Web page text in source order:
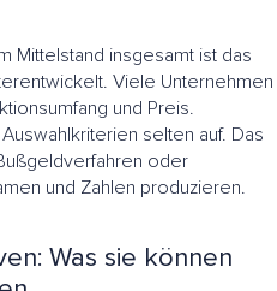
Mittelstand insgesamt ist das
Viele Unternehmen
und Preis.
selten auf. Das
oder
und Zahlen produzieren.
Was sie können